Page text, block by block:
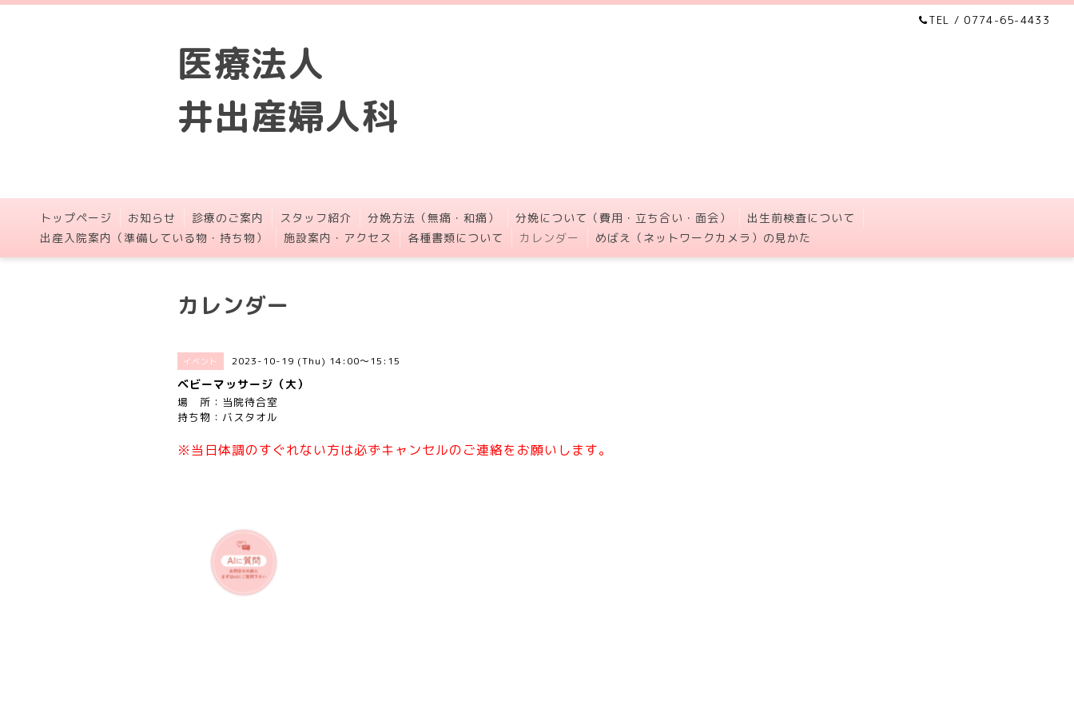
TEL / 0774-65-4433
医療法人
井出産婦人科
トップページ お知らせ 診療のご案内 スタッフ紹介 分娩方法（無痛・和痛） 分娩について（費用・立ち合い・面会）
出生前検査について
出産入院案内（準備している物・持ち物）
施設案内・アクセス 各種書類について カレンダー めばえ（ネットワークカメラ）の見かた
カレンダー
イベント 2023-10-19 (Thu) 14:00～15:15
ベビーマッサージ（大）
場 所：当院待合室
持ち物：バスタオル
※当日体調のすぐれない方は必ずキャンセルのご連絡をお願いします。